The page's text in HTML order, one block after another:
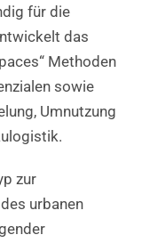
für die
das
Methoden
sowie
Umnutzung
zur
urbanen